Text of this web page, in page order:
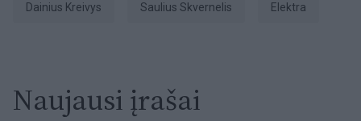
Dainius Kreivys Saulius Skvernelis Elektra
Naujausi įrašai